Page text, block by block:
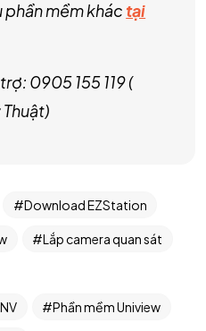
mềm khác tại
0905 155 119 (
Download EZStation
Lắp camera quan sát
Phần mềm Uniview